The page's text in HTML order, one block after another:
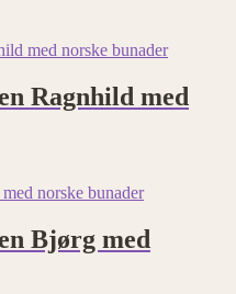
Ragnhild med
Bjørg med